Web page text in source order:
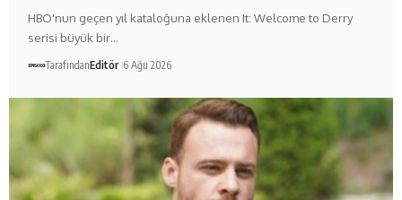
HBO'nun geçen yıl kataloğuna eklenen It: Welcome to Derry
serisi büyük bir…
TarafındanEditör 6 Ağu 2026